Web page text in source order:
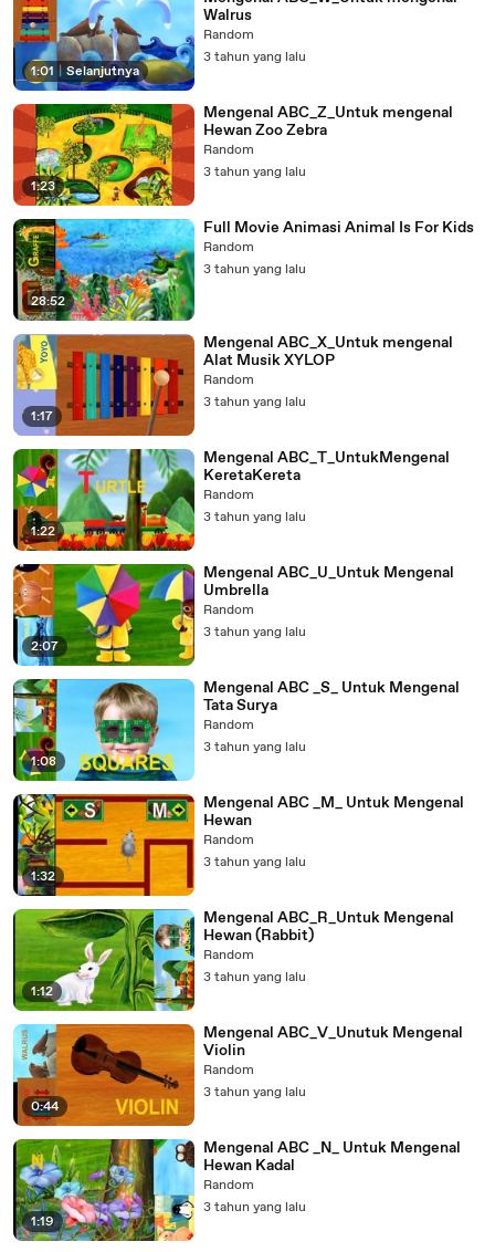
1:01 | Selanjutnya
Walrus
Random
3 tahun yang lalu
1:23
Mengenal ABC_Z_Untuk mengenal
Hewan Zoo Zebra
Random
3 tahun yang lalu
28:52
Full Movie Animasi Animal Is For Kids
Random
3 tahun yang lalu
1:17
Mengenal ABC_X_Untuk mengenal
Alat Musik XYLOP
Random
3 tahun yang lalu
1:22
Mengenal ABC_T_UntukMengenal
KeretaKereta
Random
3 tahun yang lalu
2:07
Mengenal ABC_U_Untuk Mengenal
Umbrella
Random
3 tahun yang lalu
1:08
Mengenal ABC _S_ Untuk Mengenal
Tata Surya
Random
3 tahun yang lalu
1:32
Mengenal ABC _M_ Untuk Mengenal
Hewan
Random
3 tahun yang lalu
1:12
Mengenal ABC_R_Untuk Mengenal
Hewan (Rabbit)
Random
3 tahun yang lalu
0:44
Mengenal ABC_V_Unutuk Mengenal
Violin
Random
3 tahun yang lalu
1:19
Mengenal ABC _N_ Untuk Mengenal
Hewan Kadal
Random
3 tahun yang lalu